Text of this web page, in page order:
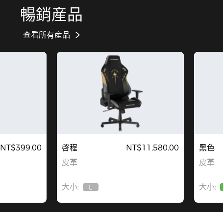
暢銷産品
查看所有産品
NT$399.00
啓程
皮革
NT$11,580.00
大小:
缺
L
黑色
皮革
大小: